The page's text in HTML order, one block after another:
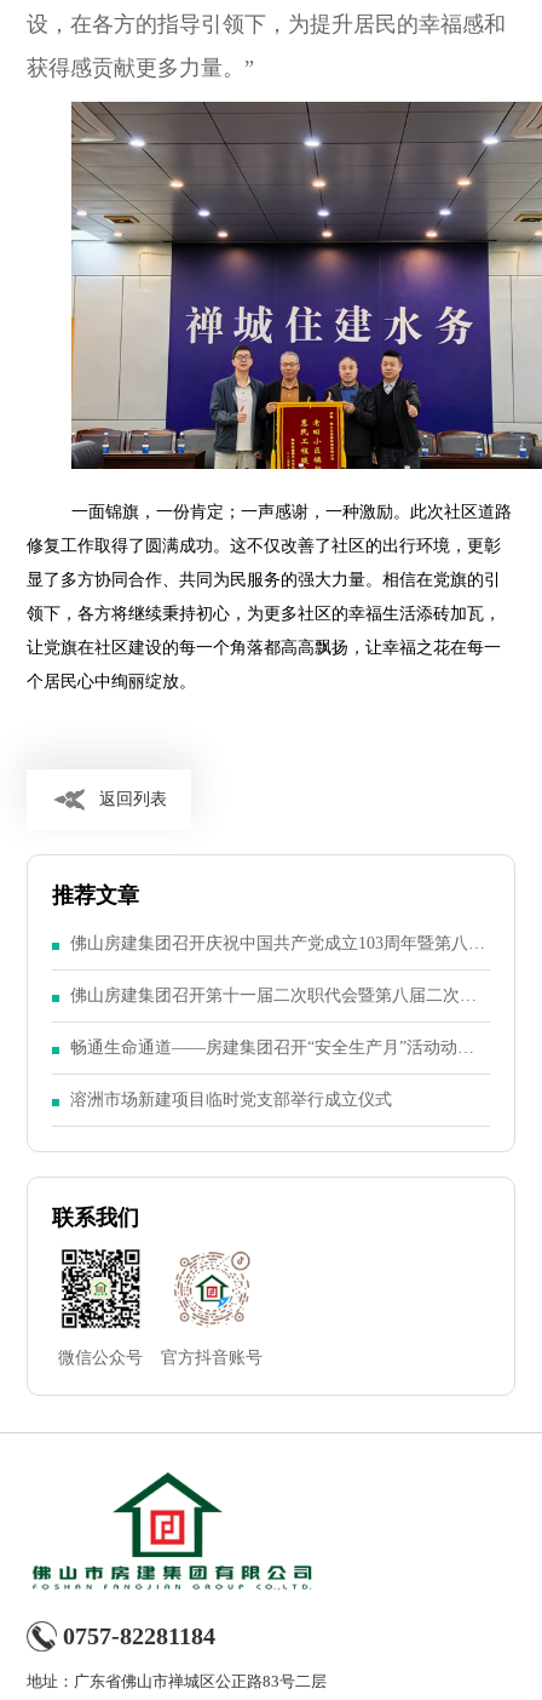
设，在各方的指导引领下，为提升居民的幸福感和
获得感贡献更多力量。”
一面锦旗，一份肯定；一声感谢，一种激励。此次社区道路
修复工作取得了圆满成功。这不仅改善了社区的出行环境，更彰
显了多方协同合作、共同为民服务的强大力量。相信在党旗的引
领下，各方将继续秉持初心，为更多社区的幸福生活添砖加瓦，
让党旗在社区建设的每一个角落都高高飘扬，让幸福之花在每一
个居民心中绚丽绽放。
返回列表
推荐文章
佛山房建集团召开庆祝中国共产党成立103周年暨第八届
二次党员大会
佛山房建集团召开第十一届二次职代会暨第八届二次股
东大会
畅通生命通道——房建集团召开“安全生产月”活动动员
大会
溶洲市场新建项目临时党支部举行成立仪式
联系我们
微信公众号 官方抖音账号
0757-82281184
地址：广东省佛山市禅城区公正路83号二层